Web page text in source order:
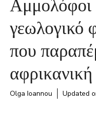
γεωλογικό
που
Olga Ioannou Updated